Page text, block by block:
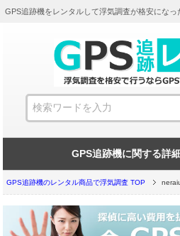
GPS追跡機をレンタルして浮気調査が格安になっ
GPS追跡機に関する詳
GPS追跡機のレンタル商品で浮気調査 TOP